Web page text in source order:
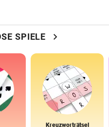
SPIELE chevron_right
Kreuzworträtsel